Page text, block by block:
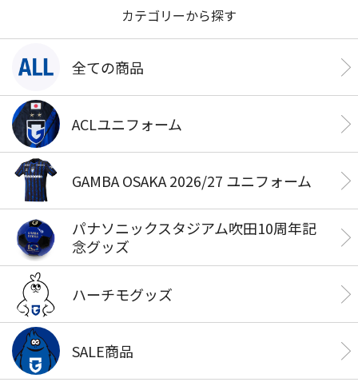
カテゴリーから探す
全ての商品
ACLユニフォーム
GAMBA OSAKA 2026/27 ユニフォーム
パナソニックスタジアム吹田10周年記
念グッズ
ハーチモグッズ
SALE商品